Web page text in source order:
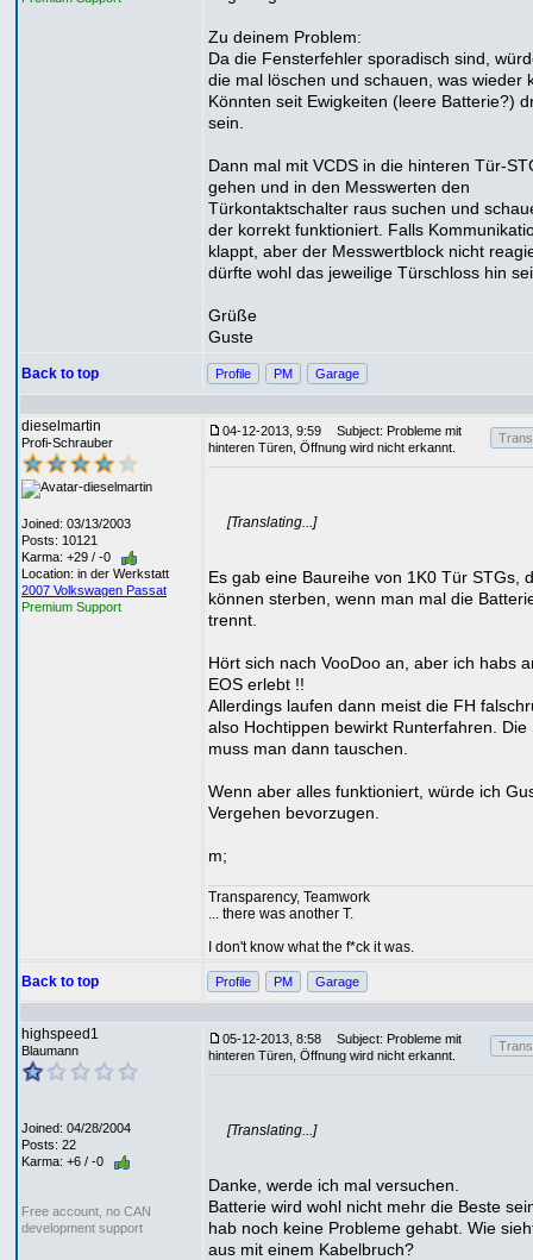
Zu deinem Problem:
Da die Fensterfehler sporadisch sind,
die mal löschen und schauen, was wieder
Könnten seit Ewigkeiten (leere Batterie?)
sein.
Dann mal mit VCDS in die hinteren Tür-
gehen und in den Messwerten den
Türkontaktschalter raus suchen und
der korrekt funktioniert. Falls
klappt, aber der Messwertblock nicht
dürfte wohl das jeweilige Türschloss hin
Grüße
Guste
Back to top Profile PM Garage
dieselmartin
Profi-Schrauber
Joined: 03/13/2003
Posts: 10121
Karma: +29 / -0
Location: in der Werkstatt
2007 Volkswagen Passat
Premium Support
04-12-2013, 9:59
Subject: Probleme mit
hinteren Türen, Öffnung wird nicht erkannt.
[Translating...]
Es gab eine Baureihe von 1K0 Tür STGs,
können sterben, wenn man mal die
trennt.
Hört sich nach VooDoo an, aber ich habs
EOS erlebt !!
Allerdings laufen dann meist die FH
also Hochtippen bewirkt Runterfahren. Die
muss man dann tauschen.
Wenn aber alles funktioniert, würde ich
Vergehen bevorzugen.
m;
Transparency, Teamwork
... there was another T.
I don't know what the f*ck it was.
Back to top Profile PM Garage
highspeed1
Blaumann
Joined: 04/28/2004
Posts: 22
Karma: +6 / -0
Free account, no CAN
development support
05-12-2013, 8:58
Subject: Probleme mit
hinteren Türen, Öffnung wird nicht erkannt.
[Translating...]
Danke, werde ich mal versuchen.
Batterie wird wohl nicht mehr die Beste
hab noch keine Probleme gehabt. Wie
aus mit einem Kabelbruch?